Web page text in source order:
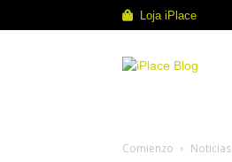
Loja iPlace
Comienzo Noticias